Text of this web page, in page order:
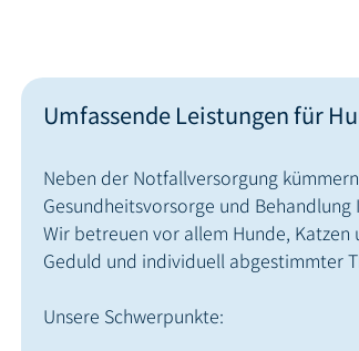
Umfassende Leistungen für
Neben der Notfallversorgung
Gesundheitsvorsorge und Behandlung
Wir betreuen vor allem Hunde,
Geduld und individuell abgestimmter
Unsere Schwerpunkte: